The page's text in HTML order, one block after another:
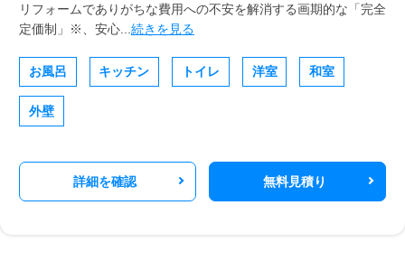
リフォームでありがちな費用への不安を解消する画期的な「完全
定価制」※、安心... 続きを見る
お風呂 キッチン トイレ 洋室 和室
外壁
詳細を確認 無料見積り